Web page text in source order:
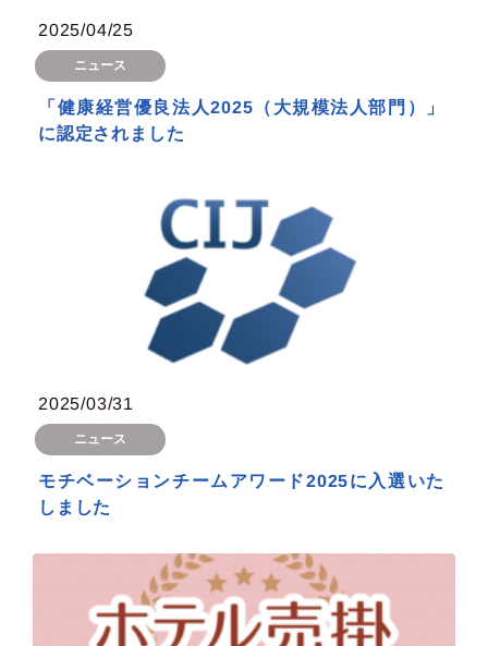
「健康経営優良法人2025（大規模法人部門）」
に認定されました
2025/04/25
ニュース
モチベーションチームアワード2025に入選いた
しました
2025/03/31
ニュース